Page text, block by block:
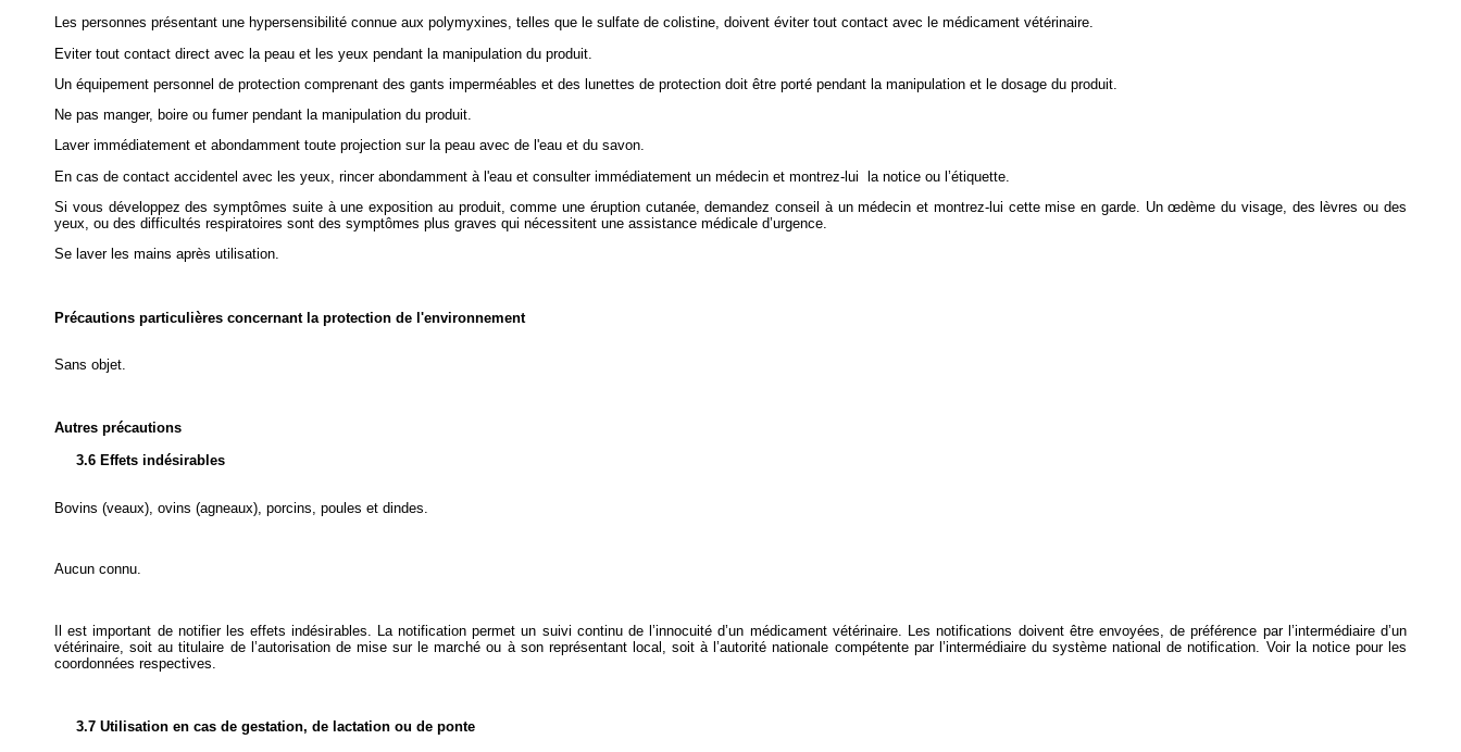
Les personnes présentant une hypersensibilité connue aux polymyxines, telles que le sulfate de colistine, doivent éviter tout contact avec le médicament vétérinaire.
Eviter tout contact direct avec la peau et les yeux pendant la manipulation du produit.
Un équipement personnel de protection comprenant des gants imperméables et des lunettes de protection doit être porté pendant la manipulation et le dosage du produit.
Ne pas manger, boire ou fumer pendant la manipulation du produit.
Laver immédiatement et abondamment toute projection sur la peau avec de l'eau et du savon.
En cas de contact accidentel avec les yeux, rincer abondamment à l'eau et consulter immédiatement un médecin et montrez-lui la notice ou l’étiquette.
Si vous développez des symptômes suite à une exposition au produit, comme une éruption cutanée, demandez conseil à un médecin et montrez-lui cette mise en garde. Un œdème du visage, des lèvres ou des
yeux, ou des difficultés respiratoires sont des symptômes plus graves qui nécessitent une assistance médicale d’urgence.
Se laver les mains après utilisation.
Précautions particulières concernant la protection de l'environnement
Sans objet.
Autres précautions
3.6 Effets indésirables
Bovins (veaux), ovins (agneaux), porcins, poules et dindes.
Aucun connu.
Il est important de notifier les effets indésirables. La notification permet un suivi continu de l’innocuité d’un médicament vétérinaire. Les notifications doivent être envoyées, de préférence par l’intermédiaire d’un
vétérinaire, soit au titulaire de l’autorisation de mise sur le marché ou à son représentant local, soit à l’autorité nationale compétente par l’intermédiaire du système national de notification. Voir la notice pour les
coordonnées respectives.
3.7 Utilisation en cas de gestation, de lactation ou de ponte